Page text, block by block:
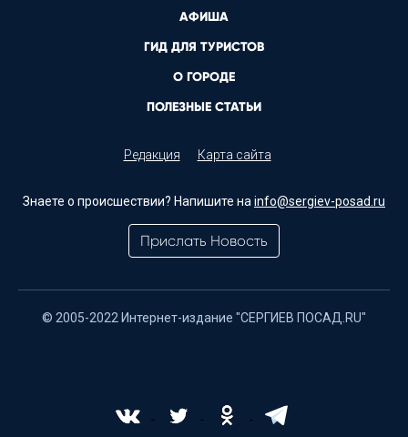
АФИША
ГИД ДЛЯ ТУРИСТОВ
О ГОРОДЕ
ПОЛЕЗНЫЕ СТАТЬИ
Редакция Карта сайта
Знаете о происшествии? Напишите на info@sergiev-posad.ru
Прислать Новость
© 2005-2022 Интернет-издание "СЕРГИЕВ ПОСАД.RU"